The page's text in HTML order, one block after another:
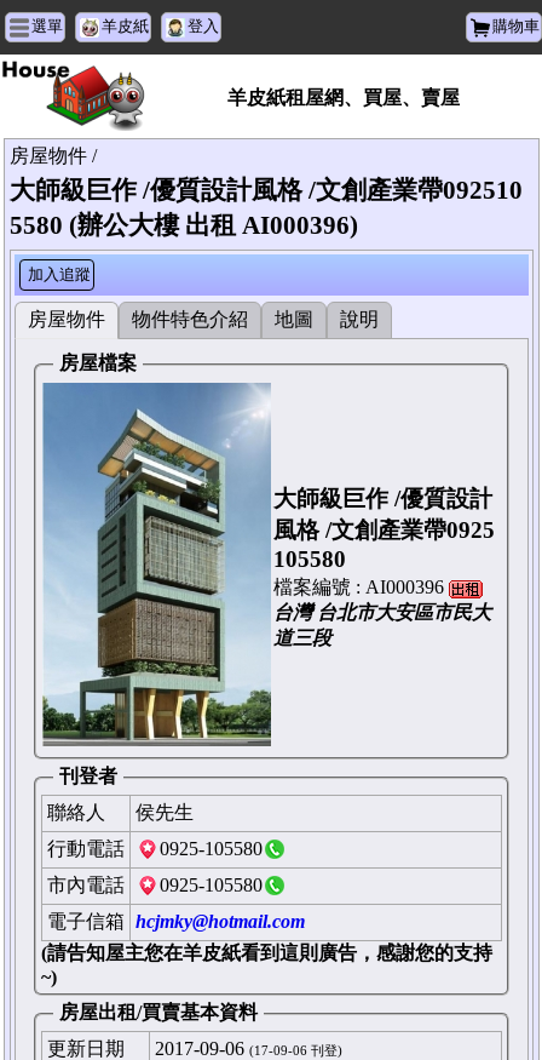
選單 羊皮紙 登入 購物車
羊皮紙租屋網、買屋、賣屋
房屋物件 /
大師級巨作 /優質設計風格 /文創產業帶092510
5580 (辦公大樓 出租 AI000396)
加入追蹤
房屋物件 物件特色介紹 地圖 說明
房屋檔案
大師級巨作 /優質設計
風格 /文創產業帶0925
105580
檔案編號 : AI000396
台灣 台北市大安區市民大
道三段
刊登者
聯絡人
侯先生
行動電話
0925-105580
市內電話
0925-105580
電子信箱 hcjmky@hotmail.com
(請告知屋主您在羊皮紙看到這則廣告，感謝您的支持
~)
房屋出租/買賣基本資料
更新日期
2017-09-06 (17-09-06 刊登)